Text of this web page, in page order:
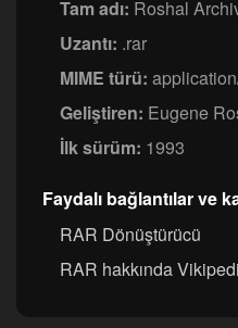
Tam adı: Roshal
Uzantı: .rar
MIME türü:
Geliştiren: Eugene
İlk sürüm: 1993
Faydalı bağlantılar ve
RAR Dönüştürücü
RAR hakkında Vikipedi